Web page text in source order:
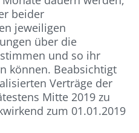
beider
jeweiligen
über die
und so ihr
können. Beabsichtigt
Verträge der
Mitte 2019 zu
zum 01.01.2019